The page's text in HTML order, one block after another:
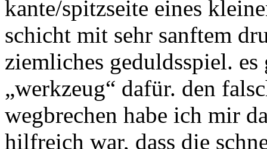
kante/spitzseite eines
schicht mit sehr sanftem
ziemliches geduldsspiel.
„werkzeug“ dafür. den
wegbrechen habe ich mir
hilfreich war, dass die